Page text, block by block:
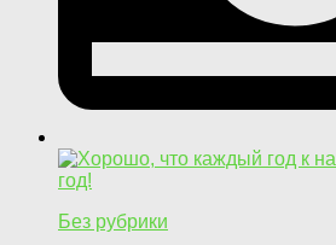
Без рубрики